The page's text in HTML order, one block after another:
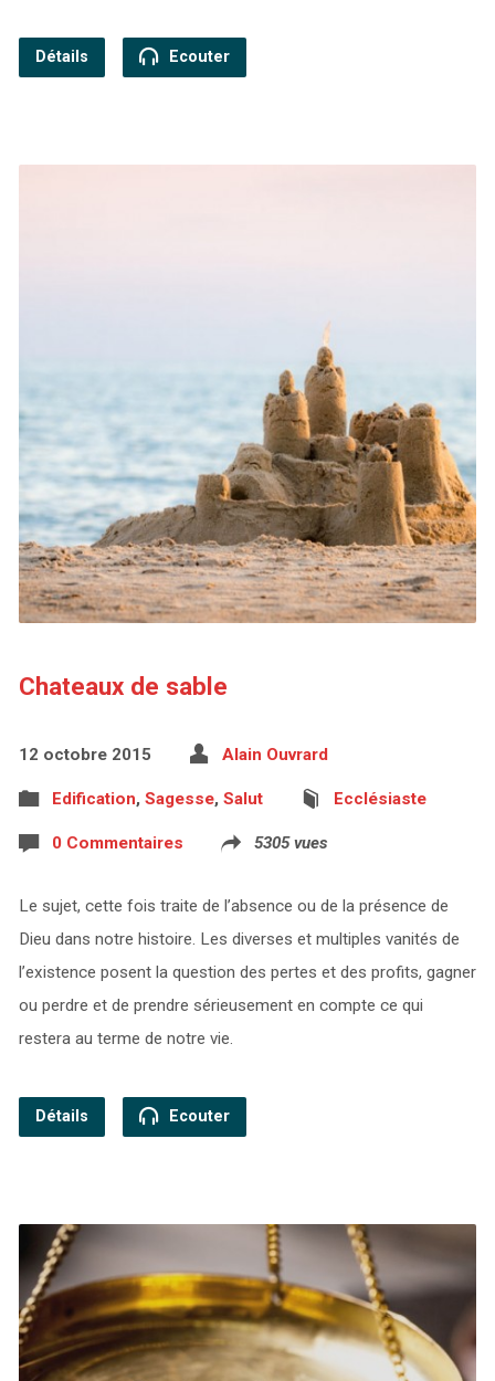
Détails Ecouter
Chateaux de sable
12 octobre 2015 Alain Ouvrard
Edification, Sagesse, Salut Ecclésiaste
0 Commentaires 5305 vues
Le sujet, cette fois traite de l’absence ou de la présence de
Dieu dans notre histoire. Les diverses et multiples vanités de
l’existence posent la question des pertes et des profits, gagner
ou perdre et de prendre sérieusement en compte ce qui
restera au terme de notre vie.
Détails Ecouter